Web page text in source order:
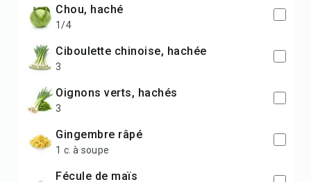
chou, haché
1/4
ciboulette chinoise, hachée
3
oignons verts, hachés
3
gingembre râpé
1 c. à soupe
fécule de maïs